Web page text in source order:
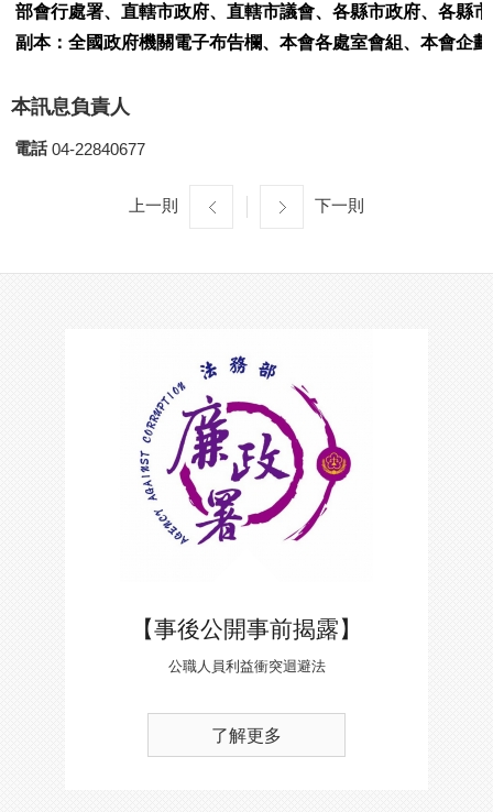
部會行處署、直轄市政府、直轄市議會、各縣市政府、各縣
副本：全國政府機關電子布告欄、本會各處室會組、本會企
本訊息負責人
電話 04-22840677
上一則 下一則
【事後公開事前揭露】
公職人員利益衝突迴避法
了解更多